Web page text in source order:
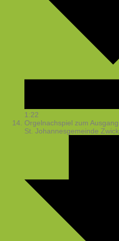
1:22
Orgelnachspiel zum Ausgang
St. Johannesgemeinde